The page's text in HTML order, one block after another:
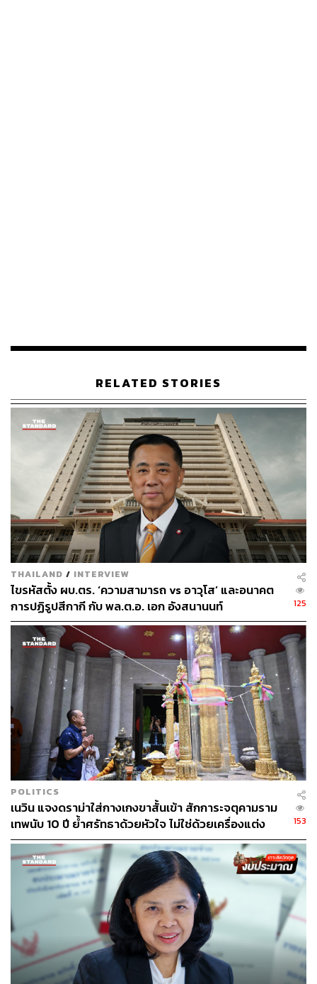
ส.ข. ดอนเมือง เป็น ส.ก. ดอนเมือง 2 สมัย แล้วก็เป็น ส.ส. ก็อีก
การต่อสู้ไม่ว่าทางทำมาหากิน การต่อสู้กับวิกฤตเศรษฐกิจ
การต่อสู้ทางการเมือง การต่อสู้เชิงสัญลักษณ์ เราก็ใช้คำว่า
เก่ง การุณ มาโดยตลอด ซึ่งจริงๆ แล้วคือ การุณ โหสกุล ก็เลย
ติดตัวมาตลอดคือคำว่า เก่ง การุณ และที่สำคัญบทบาทใน
พื้นที่ผมได้อาศัยเวลาในวันมงคล วันสำคัญต่างๆ ที่ได้ไปพูด
ถึงความลำบากที่เติบโตมา เหมือนเป็นพี่สอนน้อง เด็กๆ ก็จะ
ได้ความจำว่า พี่เก่งของเรา พ่อเก่งของเรา มาสอนน้องๆ ใน
วันพ่อวันแม่ พูดถึงความลำบากว่าพี่เก่งเป็นอย่างนั้น เป็น
อย่างนี้ แล้ววันหนึ่งพี่เก่งมาเป็นผู้แทนราษฎร พี่เก่งก็ใช้
โอกาสนี้ในการที่จะช่วยเหลือสังคม นี่คือนิยามคำว่า เก่ง กา
รุณ ครับ”
บรรทัดต่อจากนี้ไปคือการเริ่มเจาะลึกลงไปให้รู้จักคนชื่อ เก่ง
การุณ มากขึ้น ในช่วงเวลาที่การเปลี่ยนแปลงทางการเมือง
ก่อนการเลือกตั้งใหญ่ที่กำลังจะมาถึง ชวนให้ทุกคนเห็นความ
ผันผวน แต่มีความแน่นอนสำหรับ เก่ง การุณ
อะไรคือความภาคภูมิใจของการเป็น ส.ส.
อย่างที่ผมบอกตลอดเวลา ว่าตัวผมมาจากพื้นฐานครอบครัวที่
ยากลำบาก และการย่างก้าวเข้าสู่การทำงานการเมืองมัน
ต้องปากกัดตีนถีบ ช่วยเหลือตัวเองมาโดยตลอด สำหรับหลัก
RELATED STORIES
THAILAND / INTERVIEW
ไขรหัสตั้ง ผบ.ตร. ‘ความสามารถ vs อาวุโส’ และอนาคต
การปฏิรูปสีกากี กับ พล.ต.อ. เอก อังสนานนท์
125
POLITICS
เนวิน แจงดราม่าใส่กางเกงขาสั้นเข้า สักการะจตุคามราม
เทพนับ 10 ปี ย้ำศรัทธาด้วยหัวใจ ไม่ใช่ด้วยเครื่องแต่ง
กาย
153